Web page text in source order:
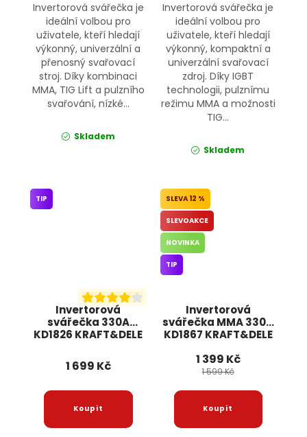
Invertorová svářečka je
ideální volbou pro
uživatele, kteří hledají
výkonný, univerzální a
přenosný svařovací
stroj. Díky kombinaci
MMA, TIG Lift a pulzního
svařování, nízké...
Skladem
Invertorová svářečka je
ideální volbou pro
uživatele, kteří hledají
výkonný, kompaktní a
univerzální svařovací
zdroj. Díky IGBT
technologii, pulznímu
režimu MMA a možnosti
TIG...
Skladem
Invertorová
svářečka 330A
KD1826 KRAFT&DELE
TIP
1 699 Kč
Invertorová
svářečka MMA 330A
KD1867 KRAFT&DELE
12 %
SLEVOAKCE
NOVINKA
TIP
1 399 Kč
1 599 Kč